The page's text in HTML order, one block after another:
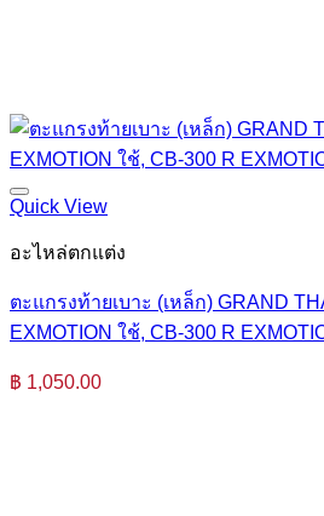
Quick View
อะไหล่ตกแต่ง
ตะแกรงท้ายเบาะ (เหล็ก) GRAND
EXMOTION ใช้, CB-300 R
฿ 1,050.00